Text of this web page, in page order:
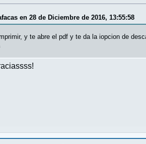
en 28 de Diciembre de 2016, 13:55:58
y te abre el pdf y te da la iopcion de